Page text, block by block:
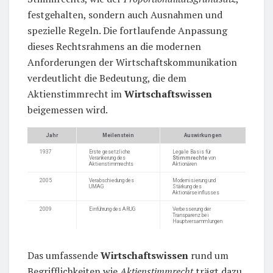
festgehalten, sondern auch Ausnahmen und
spezielle Regeln. Die fortlaufende Anpassung
dieses Rechtsrahmens an die modernen
Anforderungen der Wirtschaftskommunikation
verdeutlicht die Bedeutung, die dem
Aktienstimmrecht imWirtschaftswissen
beigemessen wird.
Jahr Meilenstein Auswirkungen
1937
Erste gesetzliche
Verankerung des
Aktienstimmrechts
Legale Basis für
Stimmrechte von
Aktionären
2005
Verabschiedung des
UMAG
Modernisierung und
Stärkung des
Aktionärseinflusses
2009 Einführung des ARUG
Verbesserung der
Transparenz bei
Hauptversammlungen
Das umfassendeWirtschaftswissen rund um